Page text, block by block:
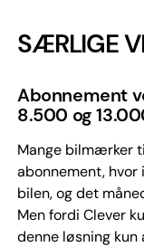
SÆRLIGE
Abonnement
8.500 og
Mange bilmærker
abonnement,
bilen, og det
Men fordi Clever
denne løsning